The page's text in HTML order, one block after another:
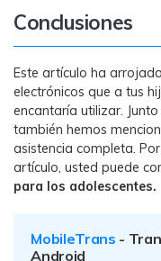
Conclusiones
Este artículo ha
electrónicos que a tus
encantaría utilizar.
también hemos
asistencia completa.
artículo, usted puede
para los adolescentes.
MobileTrans -
Android